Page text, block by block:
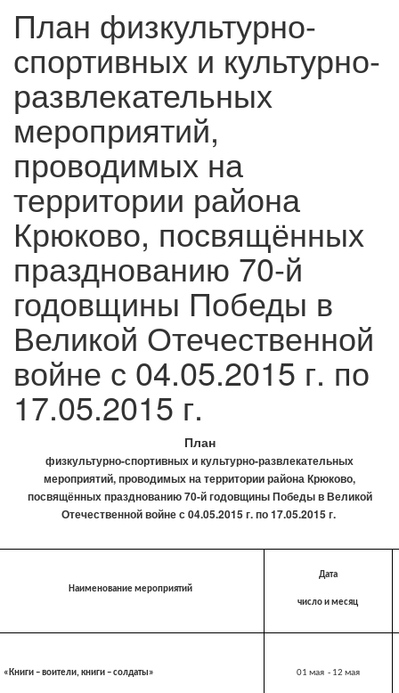
План физкультурно-
спортивных и культурно-
развлекательных
мероприятий,
проводимых на
территории района
Крюково, посвящённых
празднованию 70-й
годовщины Победы в
Великой Отечественной
войне с 04.05.2015 г. по
17.05.2015 г.
План
физкультурно-спортивных и культурно-развлекательных
мероприятий, проводимых на территории района Крюково,
посвящённых празднованию 70-й годовщины Победы в Великой
Отечественной войне с 04.05.2015 г. по 17.05.2015 г.
Наименование мероприятий
Дата
число и месяц
«Книги – воители, книги – солдаты» 01 мая - 12 мая